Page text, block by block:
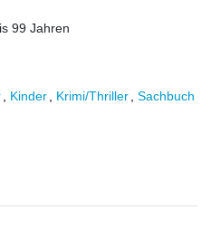
99 Jahren
Kinder Krimi/Thriller Sachbuch